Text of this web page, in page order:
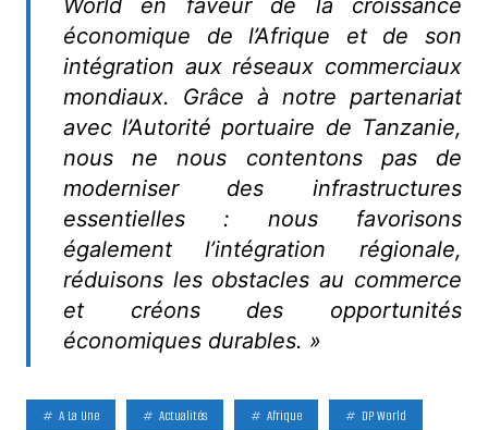
World en faveur de la croissance
économique de l’Afrique et de son
intégration aux réseaux commerciaux
mondiaux. Grâce à notre partenariat
avec l’Autorité portuaire de Tanzanie,
nous ne nous contentons pas de
moderniser des infrastructures
essentielles : nous favorisons
également l’intégration régionale,
réduisons les obstacles au commerce
et créons des opportunités
économiques durables. »
A La Une Actualités Afrique DP World